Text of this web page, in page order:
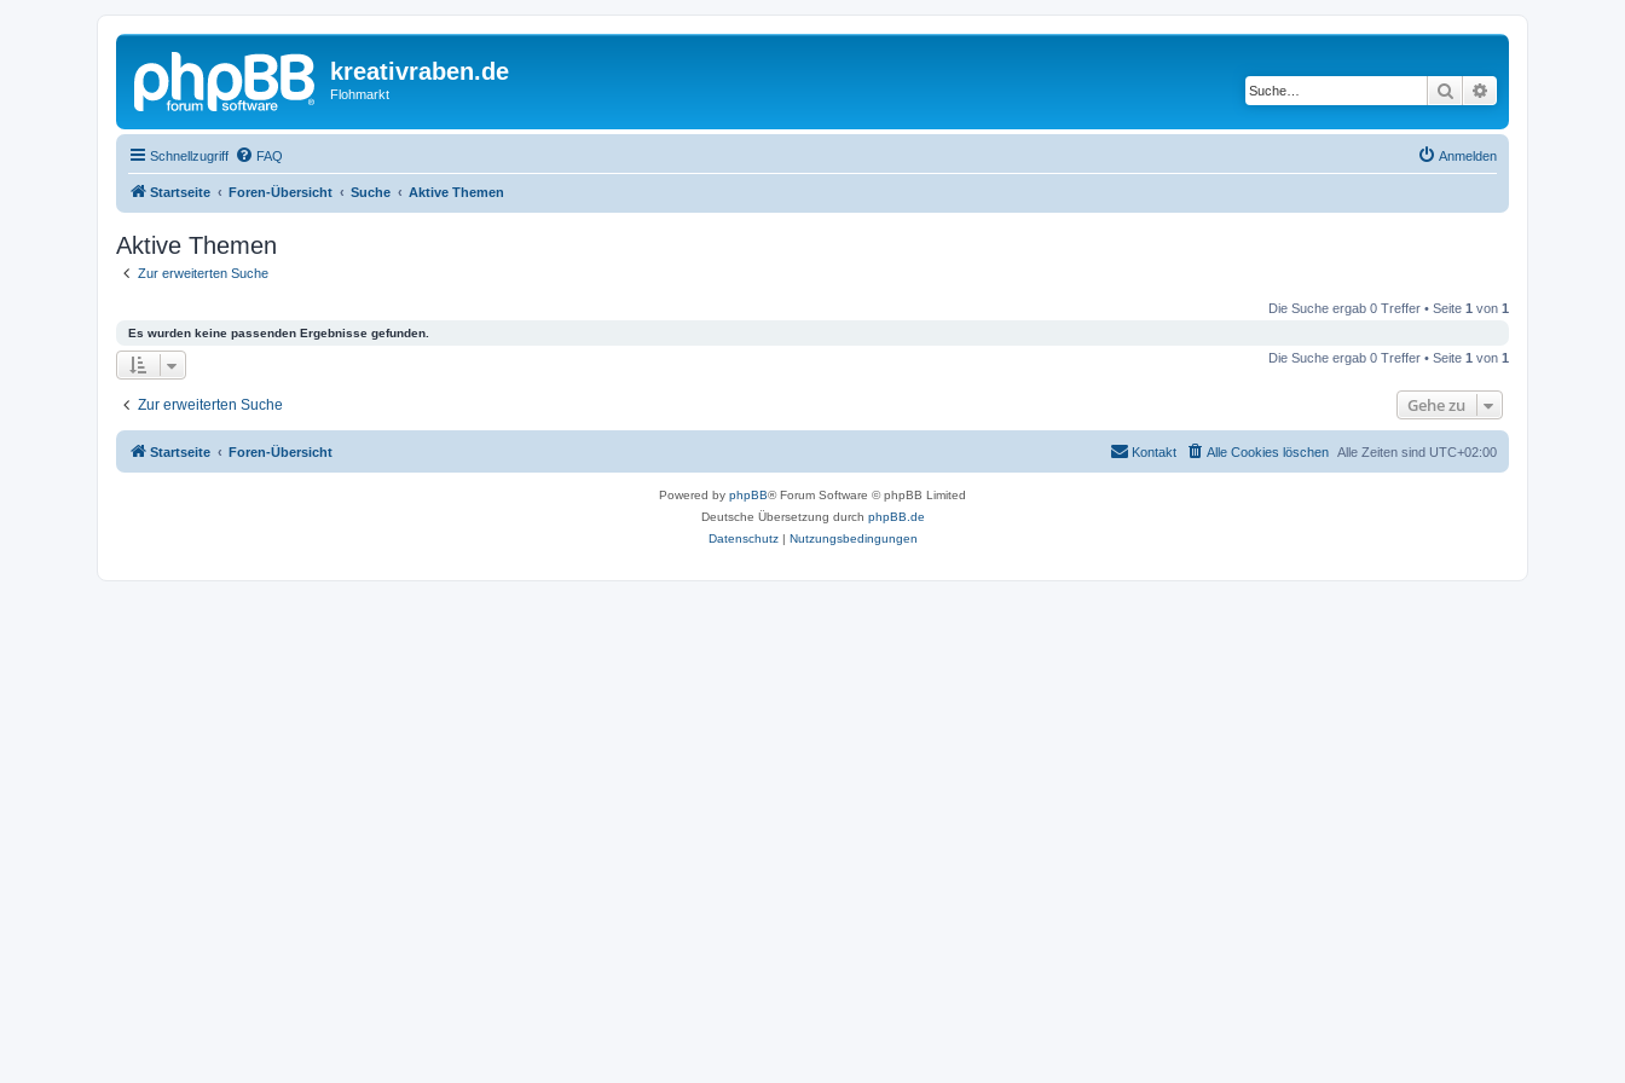
kreativraben.de
Flohmarkt Suche
Schnellzugriff FAQ Anmelden
Startseite Foren-Übersicht Suche Aktive Themen
Aktive Themen
Zur erweiterten Suche
Die Suche ergab 0 Treffer • Seite 1 von 1
Es wurden keine passenden Ergebnisse gefunden.
Die Suche ergab 0 Treffer • Seite 1 von 1
Zur erweiterten Suche Gehe zu
Startseite Foren-Übersicht Alle Zeiten sind UTC+02:00
Alle Cookies löschen
Kontakt
Powered by phpBB® Forum Software © phpBB Limited
Deutsche Übersetzung durch phpBB.de
Datenschutz| Nutzungsbedingungen